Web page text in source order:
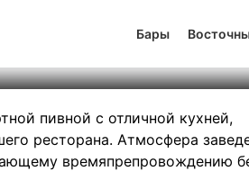
Бары
пивной с отличной кухней,
ресторана. Атмосфера
времяпрепровождению